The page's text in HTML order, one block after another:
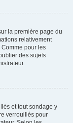
la première page du
relativement
pour les
des sujets
et tout sondage y
verrouillés pour